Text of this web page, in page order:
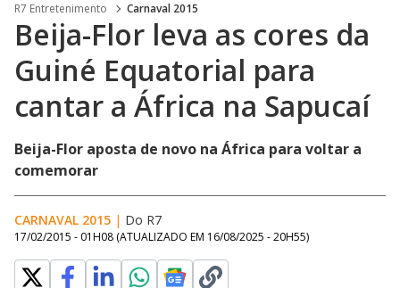
R7 Entretenimento Carnaval 2015
Beija-Flor leva as cores da
Guiné Equatorial para
cantar a África na Sapucaí
Beija-Flor aposta de novo na África para voltar a
comemorar
CARNAVAL 2015 | Do R7
17/02/2015 - 01H08 (ATUALIZADO EM 16/08/2025 - 20H55)